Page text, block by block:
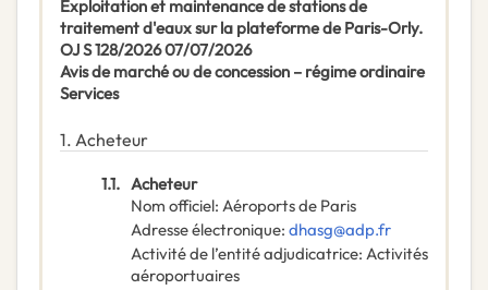
Exploitation et maintenance de stations de
traitement d'eaux sur la plateforme de Paris-Orly.
OJ S 128/2026 07/07/2026
Avis de marché ou de concession – régime ordinaire
Services
1. Acheteur
1.1. Acheteur
Nom officiel: Aéroports de Paris
Adresse électronique: dhasg@adp.fr
Activité de l’entité adjudicatrice: Activités
aéroportuaires